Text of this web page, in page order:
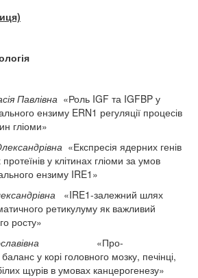
Павлівна «Роль IGF та IGFBP у
ензиму ERN1 регуляції процесів
гліоми»
«Експресія ядерних генів
у клітинах гліоми за умов
ензиму IRE1»
«IRE1-залежний шлях
ретикулуму як важливий
росту»
«Про-
у корі головного мозку, печінці,
щурів в умовах канцерогенезу»